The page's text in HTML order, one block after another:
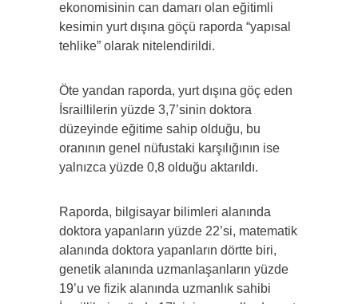
ekonomisinin can damarı olan eğitimli
kesimin yurt dışına göçü raporda “yapısal
tehlike” olarak nitelendirildi.
Öte yandan raporda, yurt dışına göç eden
İsraillilerin yüzde 3,7’sinin doktora
düzeyinde eğitime sahip olduğu, bu
oranının genel nüfustaki karşılığının ise
yalnızca yüzde 0,8 olduğu aktarıldı.
Raporda, bilgisayar bilimleri alanında
doktora yapanların yüzde 22’si, matematik
alanında doktora yapanların dörtte biri,
genetik alanında uzmanlaşanların yüzde
19’u ve fizik alanında uzmanlık sahibi